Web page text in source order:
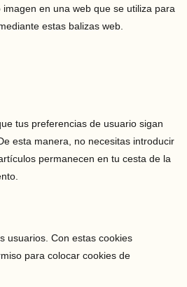
en una web que se utiliza para
estas balizas web.
tus preferencias de usuario sigan
esta manera, no necesitas introducir
permanecen en tu cesta de la
usuarios. Con estas cookies
para colocar cookies de